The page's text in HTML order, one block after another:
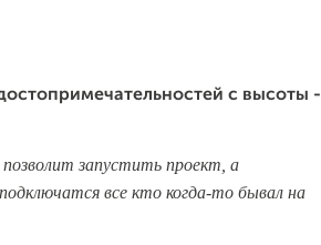
с высоты -
запустить проект, а
все кто когда-то бывал на